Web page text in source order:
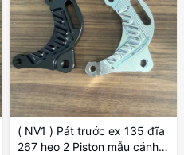
( NV1 ) Pát trước ex 135 đĩa
267 heo 2 Piston mẫu cánh